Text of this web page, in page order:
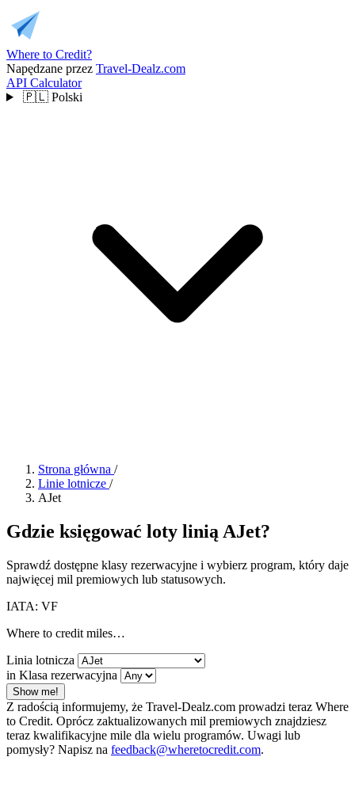
Where to Credit?
Napędzane przez Travel-Dealz.com
API Calculator
🇵🇱 Polski
Strona główna /
Linie lotnicze /
AJet
Gdzie księgować loty linią AJet?
Sprawdź dostępne klasy rezerwacyjne i wybierz program, który daje
najwięcej mil premiowych lub statusowych.
IATA: VF
Where to credit miles…
Linia lotnicza
in Klasa rezerwacyjna
Show me!
Z radością informujemy, że Travel-Dealz.com prowadzi teraz Where
to Credit. Oprócz zaktualizowanych mil premiowych znajdziesz
teraz kwalifikacyjne mile dla wielu programów. Uwagi lub
pomysły? Napisz na feedback@wheretocredit.com.